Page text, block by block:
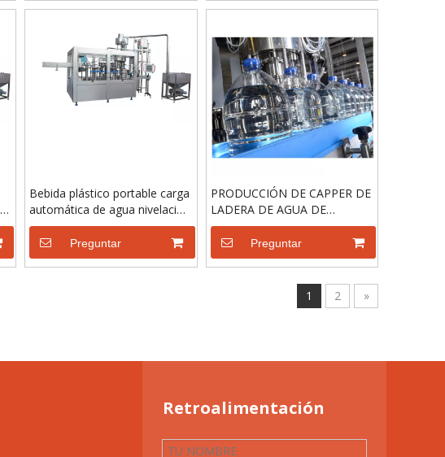
Bebida plástico portable carga
automática de agua nivelación
de la máquina Línea de
ProducciónPreguntar
PRODUCCIÓN DE CAPPER DE
LADERA DE AGUA DE
BEBIDAS 6L
Preguntar
1 2 »
Retroalimentación